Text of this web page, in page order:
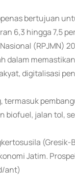
bertujuan
6,3 hingga 7,5
(RPJMN)
dalam
digitalisasi
termasuk
jalan tol,
Jatim.
ant)